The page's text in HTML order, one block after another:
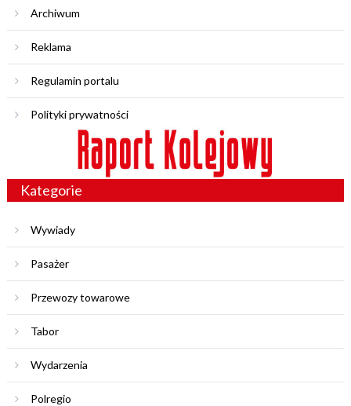
Archiwum
Reklama
Regulamin portalu
Polityki prywatności
Kategorie
Wywiady
Pasażer
Przewozy towarowe
Tabor
Wydarzenia
Polregio